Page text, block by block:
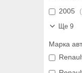
2005
Ще 9
Марка